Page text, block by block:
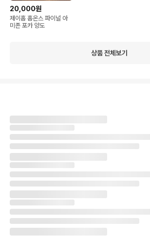
20,000원
제이홉 홉온스 파이널 아
미존 포카 양도
상품 전체보기